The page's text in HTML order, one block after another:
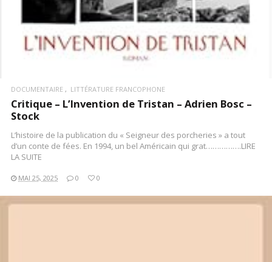
DOCUMENTAIRE LITTÉRATURE FRANCOPHONE
Critique – L’Invention de Tristan – Adrien Bosc –
Stock
L’histoire de la publication du « Seigneur des porcheries » a tout
d’un conte de fées. En 1994, un bel Américain qui grat…………….LIRE
LA SUITE
MAI 25, 2025 0 0